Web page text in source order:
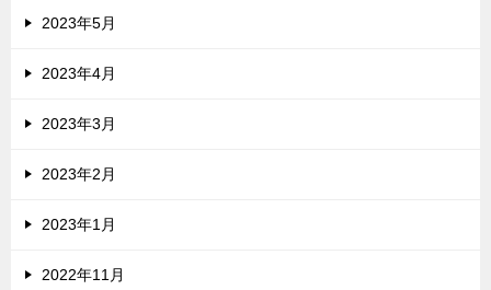
2023年5月
2023年4月
2023年3月
2023年2月
2023年1月
2022年11月